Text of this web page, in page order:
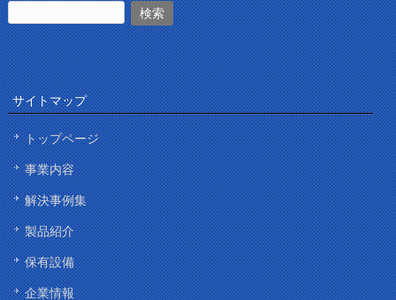
サイトマップ
トップページ
事業内容
解決事例集
製品紹介
保有設備
企業情報